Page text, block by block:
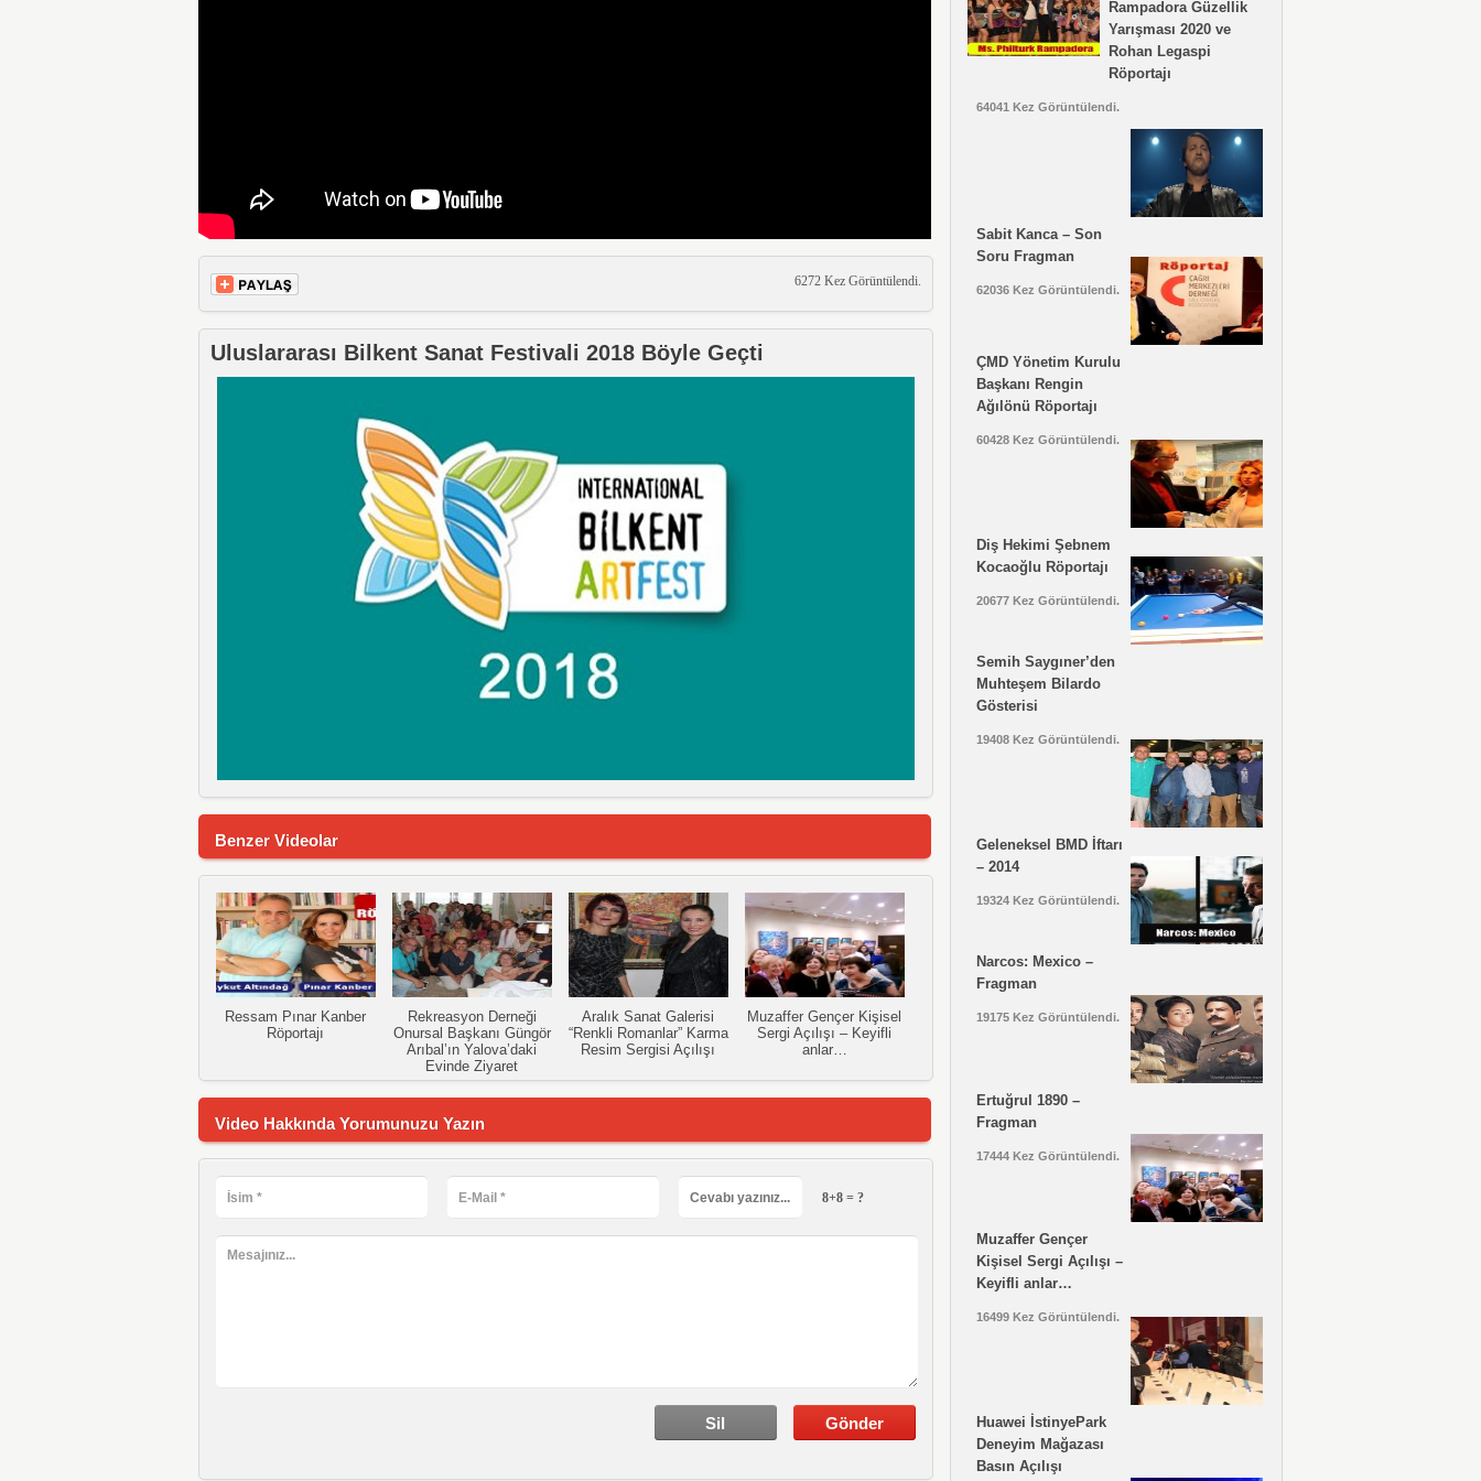
6272 Kez Görüntülendi.
Uluslararası Bilkent Sanat Festivali 2018 Böyle Geçti
Benzer Videolar
Ressam Pınar Kanber
Röportajı
Rekreasyon Derneği
Onursal Başkanı Güngör
Arıbal’ın Yalova’daki
Evinde Ziyaret
Aralık Sanat Galerisi
“Renkli Romanlar” Karma
Resim Sergisi Açılışı
Muzaffer Gençer Kişisel
Sergi Açılışı – Keyifli
anlar…
Video Hakkında Yorumunuzu Yazın
8+8 = ?
Rampadora Güzellik
Yarışması 2020 ve
Rohan Legaspi
Röportajı
64041 Kez Görüntülendi.
Sabit Kanca – Son
Soru Fragman
62036 Kez Görüntülendi.
ÇMD Yönetim Kurulu
Başkanı Rengin
Ağılönü Röportajı
60428 Kez Görüntülendi.
Diş Hekimi Şebnem
Kocaoğlu Röportajı
20677 Kez Görüntülendi.
Semih Saygıner’den
Muhteşem Bilardo
Gösterisi
19408 Kez Görüntülendi.
Geleneksel BMD İftarı
– 2014
19324 Kez Görüntülendi.
Narcos: Mexico –
Fragman
19175 Kez Görüntülendi.
Ertuğrul 1890 –
Fragman
17444 Kez Görüntülendi.
Muzaffer Gençer
Kişisel Sergi Açılışı –
Keyifli anlar…
16499 Kez Görüntülendi.
Huawei İstinyePark
Deneyim Mağazası
Basın Açılışı